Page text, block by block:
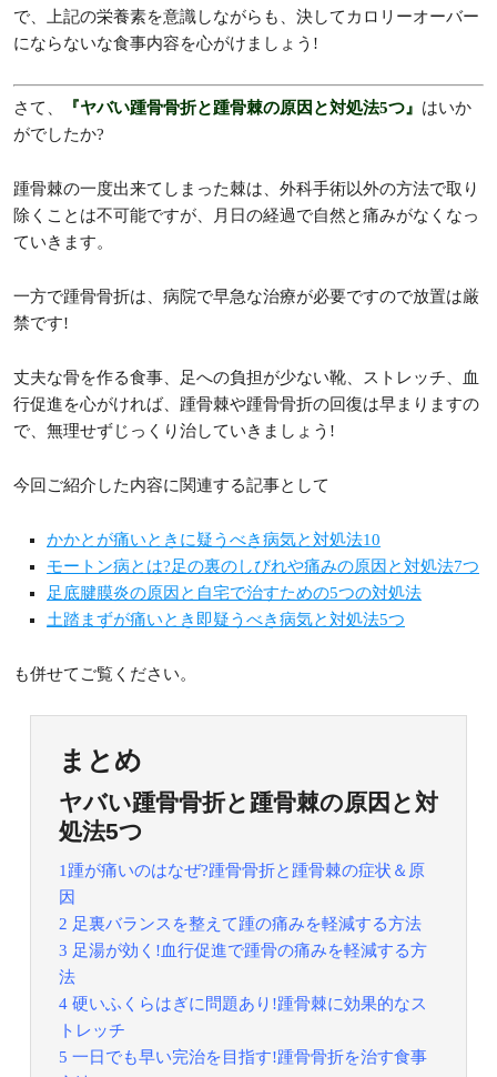
で、上記の栄養素を意識しながらも、決してカロリーオーバー
にならないな食事内容を心がけましょう!
さて、 『ヤバい踵骨骨折と踵骨棘の原因と対処法5つ』 はいか
がでしたか?
踵骨棘の一度出来てしまった棘は、外科手術以外の方法で取り
除くことは不可能ですが、月日の経過で自然と痛みがなくなっ
ていきます。
一方で踵骨骨折は、病院で早急な治療が必要ですので放置は厳
禁です!
丈夫な骨を作る食事、足への負担が少ない靴、ストレッチ、血
行促進を心がければ、踵骨棘や踵骨骨折の回復は早まりますの
で、無理せずじっくり治していきましょう!
今回ご紹介した内容に関連する記事として
かかとが痛いときに疑うべき病気と対処法10
モートン病とは?足の裏のしびれや痛みの原因と対処法7つ
足底腱膜炎の原因と自宅で治すための5つの対処法
土踏まずが痛いとき即疑うべき病気と対処法5つ
も併せてご覧ください。
まとめ
ヤバい踵骨骨折と踵骨棘の原因と対
処法5つ
1踵が痛いのはなぜ?踵骨骨折と踵骨棘の症状＆原
因
2 足裏バランスを整えて踵の痛みを軽減する方法
3 足湯が効く!血行促進で踵骨の痛みを軽減する方
法
4 硬いふくらはぎに問題あり!踵骨棘に効果的なス
トレッチ
5 一日でも早い完治を目指す!踵骨骨折を治す食事